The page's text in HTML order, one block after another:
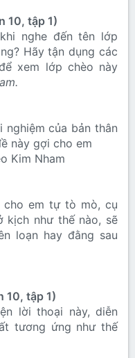
10, tập 1)
nghe đến tên lớp
Hãy tận dụng các
xem lớp chèo này
của bản thân
này gợi cho em
Kim Nham
cho em tự tò mò, cụ
kịch như thế nào, sẽ
loạn hay đằng sau
10, tập 1)
lời thoại này, diễn
tương ứng như thế